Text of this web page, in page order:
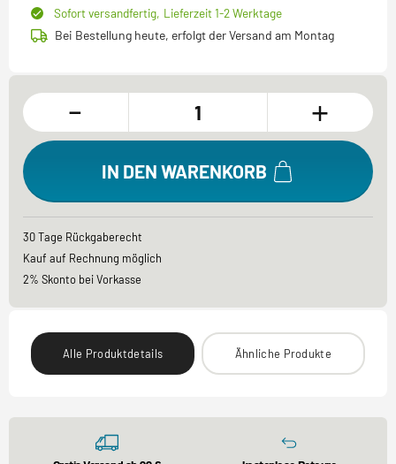
Sofort versandfertig, Lieferzeit 1-2 Werktage
Bei Bestellung heute, erfolgt der Versand am Montag
- +
IN DEN WARENKORB
30 Tage Rückgaberecht
Kauf auf Rechnung möglich
2% Skonto bei Vorkasse
Alle Produktdetails Ähnliche Produkte